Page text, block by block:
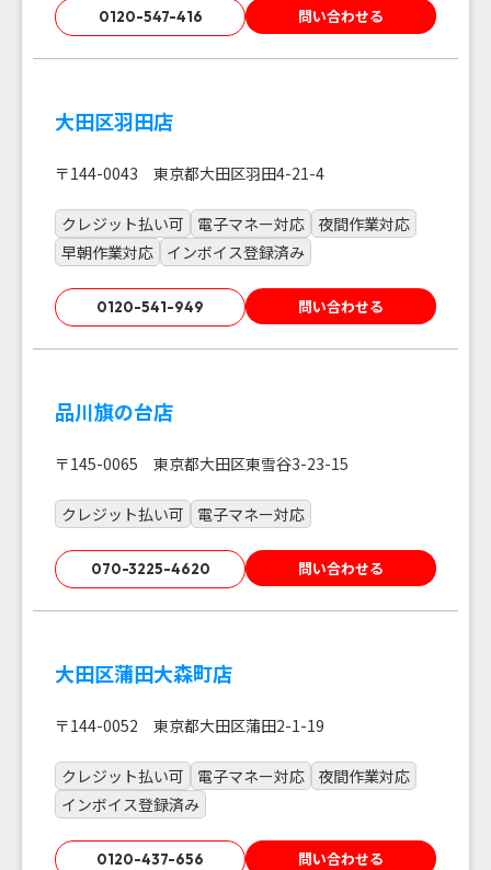
0120-547-416 問い合わせる
大田区羽田店
〒144-0043 東京都大田区羽田4-21-4
クレジット払い可 電子マネー対応
夜間作業対応
早朝作業対応
インボイス登録済み
0120-541-949 問い合わせる
品川旗の台店
〒145-0065 東京都大田区東雪谷3-23-15
クレジット払い可 電子マネー対応
070-3225-4620 問い合わせる
大田区蒲田大森町店
〒144-0052 東京都大田区蒲田2-1-19
クレジット払い可 電子マネー対応
夜間作業対応
インボイス登録済み
0120-437-656 問い合わせる